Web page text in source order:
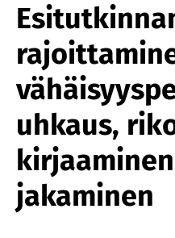
uhkaus,
jakaminen